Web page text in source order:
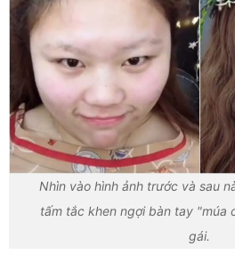
Nhìn vào hình ảnh trước và sau
tấm tắc khen ngợi bàn tay "múa
gái.